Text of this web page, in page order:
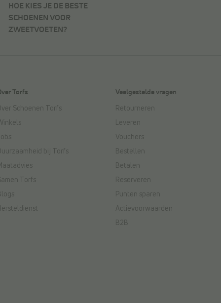
HOE KIES JE DE BESTE
SCHOENEN VOOR
ZWEETVOETEN?
Torfs
Schoenen Torfs
bij Torfs
Torfs
Veelgestelde vragen
Retourneren
Leveren
Vouchers
Bestellen
Betalen
Reserveren
Punten sparen
Actievoorwaarden
B2B